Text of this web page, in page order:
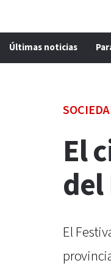
Últimas noticias
El
del
El